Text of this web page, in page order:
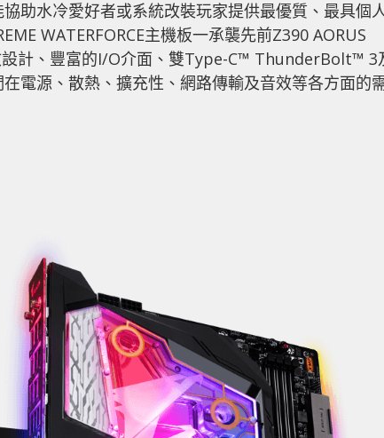
助水冷愛好者或系統改裝玩家提供最優質、最具個
WATERFORCE主機板一承襲先前Z390 AORUS
設計、豐富的I/O介面、雙Type-C™ ThunderBolt™ 3
電源、散熱、擴充性、網路傳輸及音效等各方面的